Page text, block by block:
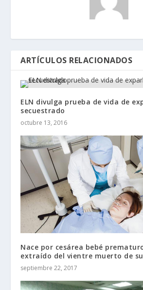
ARTÍCULOS RELACIONADOS
ELN divulga prueba de vida de
secuestrado
octubre 13, 2016
Nace por cesárea bebé
extraído del vientre muerto de
septiembre 22, 2017